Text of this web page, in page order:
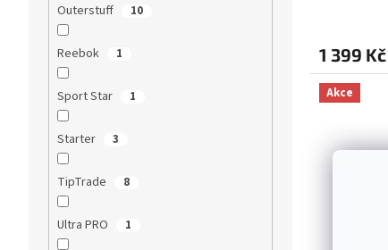
Outerstuff 10
Reebok 1
Sport Star 1
Starter 3
TipTrade 8
Ultra PRO 1
1 399 Kč
Akce